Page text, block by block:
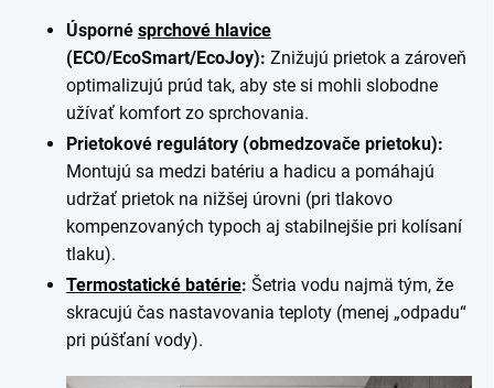
Úsporné sprchové hlavice
(ECO/EcoSmart/EcoJoy): Znižujú prietok a zároveň
optimalizujú prúd tak, aby ste si mohli slobodne
užívať komfort zo sprchovania.
Prietokové regulátory (obmedzovače prietoku):
Montujú sa medzi batériu a hadicu a pomáhajú
udržať prietok na nižšej úrovni (pri tlakovo
kompenzovaných typoch aj stabilnejšie pri kolísaní
tlaku).
Termostatické batérie: Šetria vodu najmä tým, že
skracujú čas nastavovania teploty (menej „odpadu“
pri púšťaní vody).